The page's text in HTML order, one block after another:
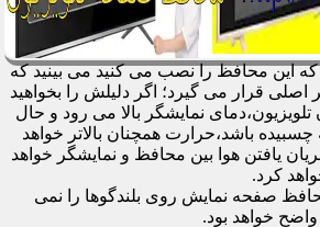
که این محافظ را نصب می کنید می بینید که
اصلی قرار می گیرد؛ اگر دلیلش را بخواهید
تلویزیون،دمای نمایشگر بالا می رود و حال
باشد،حرارت همچنان بالاتر خواهد
یافتن هوا بین محافظ و نمایشگر خواهد
کرد.
محافظ صفحه نمایش روی بلندگوها را نمی
خواهد بود.